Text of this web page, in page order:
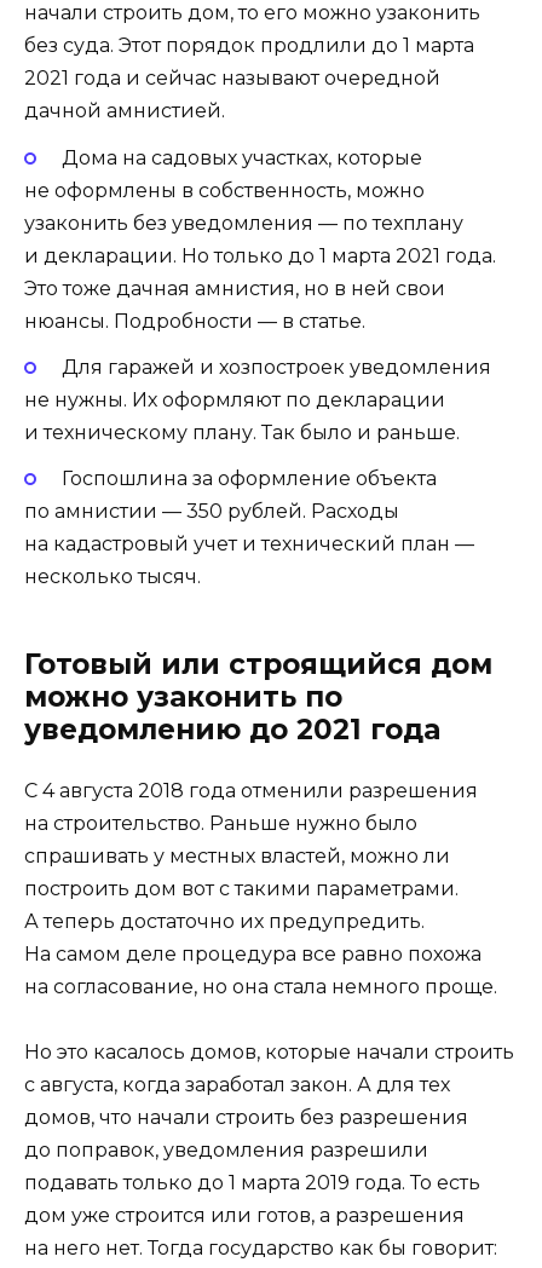
начали строить дом, то его можно узаконить
без суда. Этот порядок продлили до 1 марта
2021 года и сейчас называют очередной
дачной амнистией.
Дома на садовых участках, которые
не оформлены в собственность, можно
узаконить без уведомления — по техплану
и декларации. Но только до 1 марта 2021 года.
Это тоже дачная амнистия, но в ней свои
нюансы. Подробности — в статье.
Для гаражей и хозпостроек уведомления
не нужны. Их оформляют по декларации
и техническому плану. Так было и раньше.
Госпошлина за оформление объекта
по амнистии — 350 рублей. Расходы
на кадастровый учет и технический план —
несколько тысяч.
Готовый или строящийся дом
можно узаконить по
уведомлению до 2021 года
С 4 августа 2018 года отменили разрешения
на строительство. Раньше нужно было
спрашивать у местных властей, можно ли
построить дом вот с такими параметрами.
А теперь достаточно их предупредить.
На самом деле процедура все равно похожа
на согласование, но она стала немного проще.
Но это касалось домов, которые начали строить
с августа, когда заработал закон. А для тех
домов, что начали строить без разрешения
до поправок, уведомления разрешили
подавать только до 1 марта 2019 года. То есть
дом уже строится или готов, а разрешения
на него нет. Тогда государство как бы говорит: